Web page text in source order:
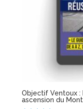
Objectif Ventoux :
ascension du